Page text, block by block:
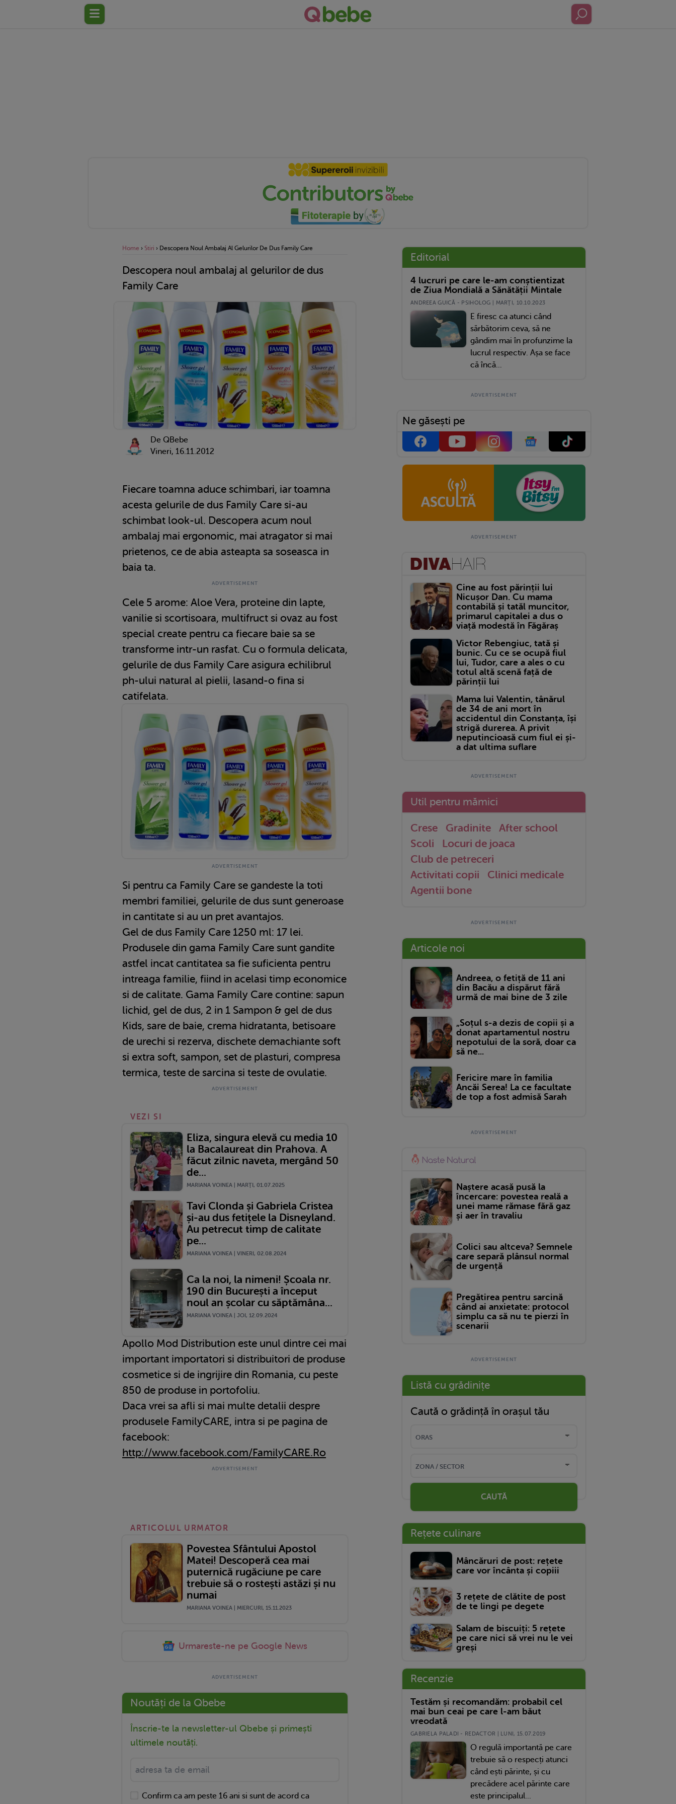
Home › Stiri › Descopera Noul Ambalaj Al Gelurilor De Dus Family Care
Descopera noul ambalaj al gelurilor de dus
Family Care
De QBebe
Vineri, 16.11.2012
Fiecare toamna aduce schimbari, iar toamna
acesta gelurile de dus Family Care si-au
schimbat look-ul. Descopera acum noul
ambalaj mai ergonomic, mai atragator si mai
prietenos, ce de abia asteapta sa soseasca in
baia ta.
Cele 5 arome: Aloe Vera, proteine din lapte,
vanilie si scortisoara, multifruct si ovaz au fost
special create pentru ca fiecare baie sa se
transforme intr-un rasfat. Cu o formula delicata,
gelurile de dus Family Care asigura echilibrul
ph-ului natural al pielii, lasand-o fina si
catifelata.
Si pentru ca Family Care se gandeste la toti
membri familiei, gelurile de dus sunt generoase
in cantitate si au un pret avantajos.
Gel de dus Family Care 1250 ml: 17 lei.
Produsele din gama Family Care sunt gandite
astfel incat cantitatea sa fie suficienta pentru
intreaga familie, fiind in acelasi timp economice
si de calitate. Gama Family Care contine: sapun
lichid, gel de dus, 2 in 1 Sampon & gel de dus
Kids, sare de baie, crema hidratanta, betisoare
de urechi si rezerva, dischete demachiante soft
si extra soft, sampon, set de plasturi, compresa
termica, teste de sarcina si teste de ovulatie.
VEZI SI
Eliza, singura elevă cu media 10
la Bacalaureat din Prahova. A
făcut zilnic naveta, mergând 50
de...
MARIANA VOINEA | MARŢI, 01.07.2025
Tavi Clonda și Gabriela Cristea
și-au dus fetițele la Disneyland.
Au petrecut timp de calitate
pe...
MARIANA VOINEA | VINERI, 02.08.2024
Ca la noi, la nimeni! Școala nr.
190 din București a început
noul an școlar cu săptămâna...
MARIANA VOINEA | JOI, 12.09.2024
Apollo Mod Distribution este unul dintre cei mai
important importatori si distribuitori de produse
cosmetice si de ingrijire din Romania, cu peste
850 de produse in portofoliu.
Daca vrei sa afli si mai multe detalii despre
produsele FamilyCARE, intra si pe pagina de
facebook:
http://www.facebook.com/FamilyCARE.Ro
ARTICOLUL URMATOR
Povestea Sfântului Apostol
Matei! Descoperă cea mai
puternică rugăciune pe care
trebuie să o rostești astăzi și nu
numai
MARIANA VOINEA | MIERCURI, 15.11.2023
Urmareste-ne pe Google News
Noutăți de la Qbebe
Înscrie-te la newsletter-ul Qbebe și primești
ultimele noutăți.
Confirm ca am peste 16 ani si sunt de acord ca
Editorial
4 lucruri pe care le-am conștientizat
de Ziua Mondială a Sănătății Mintale
ANDREEA GUICĂ - PSIHOLOG | MARŢI, 10.10.2023
E firesc ca atunci când
sărbătorim ceva, să ne
gândim mai în profunzime la
lucrul respectiv. Așa se face
că încă...
Ne găsești pe
Cine au fost părinții lui
Nicușor Dan. Cu mama
contabilă și tatăl muncitor,
primarul capitalei a dus o
viață modestă în Făgăraș
Victor Rebengiuc, tată și
bunic. Cu ce se ocupă fiul
lui, Tudor, care a ales o cu
totul altă scenă față de
părinții lui
Mama lui Valentin, tânărul
de 34 de ani mort în
accidentul din Constanța, își
strigă durerea. A privit
neputincioasă cum fiul ei și-
a dat ultima suflare
Util pentru mămici
Crese Gradinite
After school
Scoli
Locuri de joaca
Club de petreceri
Activitati copii
Clinici medicale
Agentii bone
Articole noi
Andreea, o fetiță de 11 ani
din Bacău a dispărut fără
urmă de mai bine de 3 zile
„Soțul s-a dezis de copii și a
donat apartamentul nostru
nepotului de la soră, doar ca
să ne...
Fericire mare în familia
Ancăi Serea! La ce facultate
de top a fost admisă Sarah
Naștere acasă pusă la
încercare: povestea reală a
unei mame rămase fără gaz
și aer în travaliu
Colici sau altceva? Semnele
care separă plânsul normal
de urgență
Pregătirea pentru sarcină
când ai anxietate: protocol
simplu ca să nu te pierzi în
scenarii
Listă cu grădinițe
Caută o grădință în orașul tău
CAUTĂ
Rețete culinare
Mâncăruri de post: rețete
care vor încânta și copiii
3 rețete de clătite de post
de te lingi pe degete
Salam de biscuiți: 5 rețete
pe care nici să vrei nu le vei
greși
Recenzie
Testăm și recomandăm: probabil cel
mai bun ceai pe care l-am băut
vreodată
GABRIELA PALADI - REDACTOR | LUNI, 15.07.2019
O regulă importantă pe care
trebuie să o respecți atunci
când ești părinte, și cu
precădere acel părinte care
este principalul...